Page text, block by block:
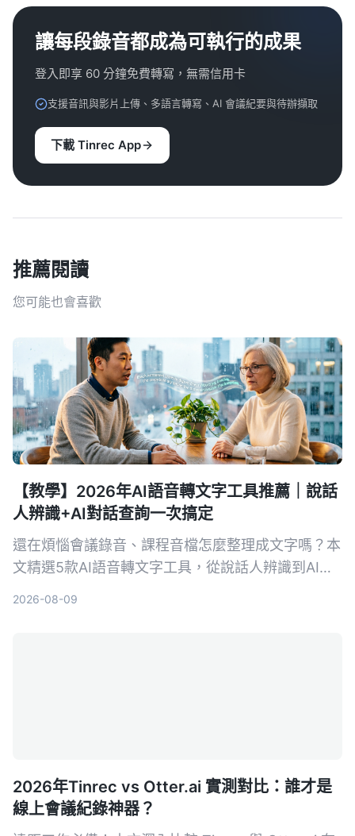
讓每段錄音都成為可執行的成果
登入即享 60 分鐘免費轉寫，無需信用卡
支援音訊與影片上傳、多語言轉寫、AI 會議紀要與待辦擷取
下載 Tinrec App
推薦閱讀
您可能也會喜歡
【教學】2026年AI語音轉文字工具推薦｜說話
人辨識+AI對話查詢一次搞定
還在煩惱會議錄音、課程音檔怎麼整理成文字嗎？本
文精選5款AI語音轉文字工具，從說話人辨識到AI對
2026-08-09
2026年Tinrec vs Otter.ai 實測對比：誰才是
線上會議紀錄神器？